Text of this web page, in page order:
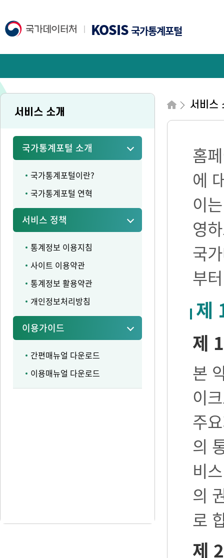
KOSIS국가통계포털
서비스 소개
국가통계포털 소개
국가통계포털이란?
국가통계포털 연혁
서비스 정책
통계정보 이용지침
사이트 이용약관
통계정보 활용약관
개인정보처리방침
이용가이드
간편매뉴얼 다운로드
이용매뉴얼 다운로드
서비스
홈
에
이
영
국
부
제
제
본
이
주
의
비
의
로
제